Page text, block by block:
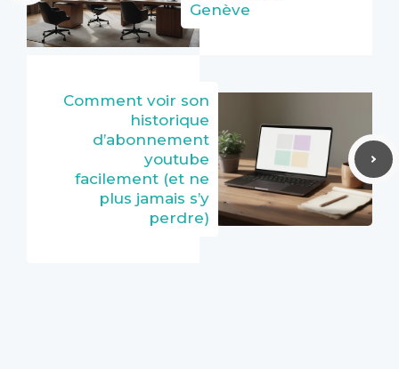
Genève
Comment voir son
historique
d’abonnement
youtube
facilement (et ne
plus jamais s’y
perdre)